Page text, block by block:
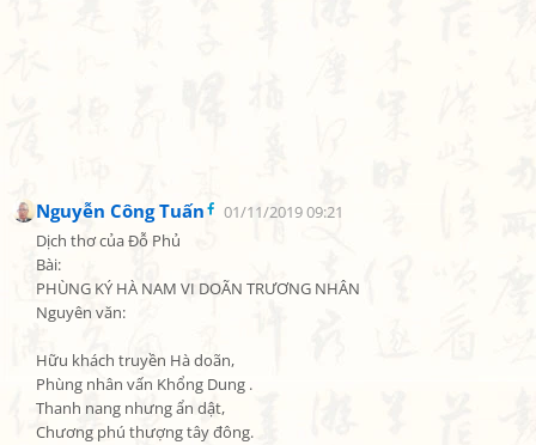
Nguyễn Công Tuấn
01/11/2019 09:21
Dịch thơ của Đỗ Phủ
Bài:
PHÙNG KÝ HÀ NAM VI DOÃN TRƯƠNG NHÂN
Nguyên văn:
Hữu khách truyền Hà doãn,
Phùng nhân vấn Khổng Dung .
Thanh nang nhưng ẩn dật,
Chương phú thượng tây đông.